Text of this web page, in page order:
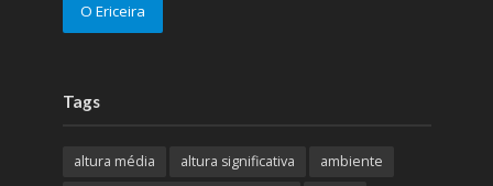
O Ericeira
Tags
altura média altura significativa
ambiente